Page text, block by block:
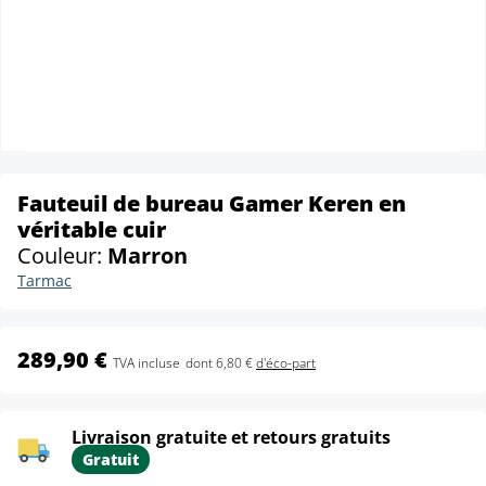
Fauteuil de bureau Gamer Keren en
véritable cuir
Couleur: Marron
Tarmac
289,90 € TVA incluse dont 6,80 €d'éco-part
Livraison gratuite et retours gratuits
Gratuit